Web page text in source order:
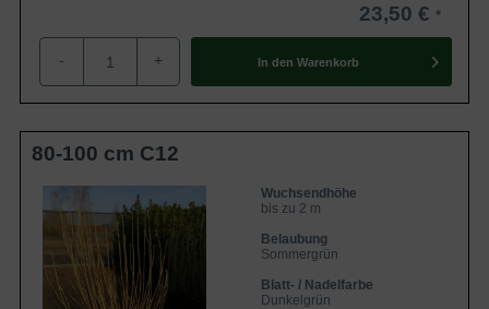
23,50 €
- + In den Warenkorb
80-100 cm C12
Wuchsendhöhe
bis zu 2 m
Belaubung
Sommergrün
Blatt- / Nadelfarbe
Dunkelgrün